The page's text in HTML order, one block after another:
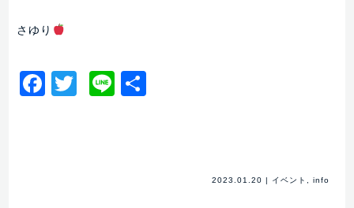
さゆり
Facebook
Twitter
Line
2023.01.20 | イベント , info